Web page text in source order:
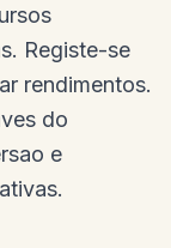
Registe-se
rendimentos.
do
e